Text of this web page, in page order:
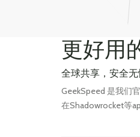
更好用
全球共享，安全
GeekSpeed 是我们
在Shadowrocket等